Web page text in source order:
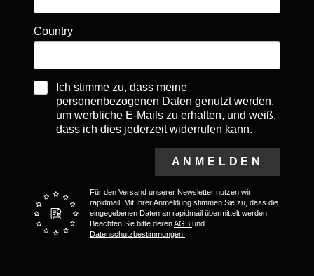
Country
Ich stimme zu, dass meine
personenbezogenen Daten genutzt werden,
um werbliche E-Mails zu erhalten, und weiß,
dass ich dies jederzeit widerrufen kann.
ANMELDEN
Für den Versand unserer Newsletter nutzen wir
rapidmail. Mit Ihrer Anmeldung stimmen Sie zu, dass die
eingegebenen Daten an rapidmail übermittelt werden.
Beachten Sie bitte derenAGB und
Datenschutzbestimmungen .